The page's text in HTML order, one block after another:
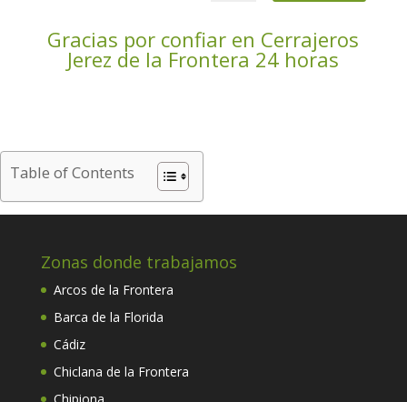
Gracias por confiar en Cerrajeros
Jerez de la Frontera 24 horas
Table of Contents
Zonas donde trabajamos
Arcos de la Frontera
Barca de la Florida
Cádiz
Chiclana de la Frontera